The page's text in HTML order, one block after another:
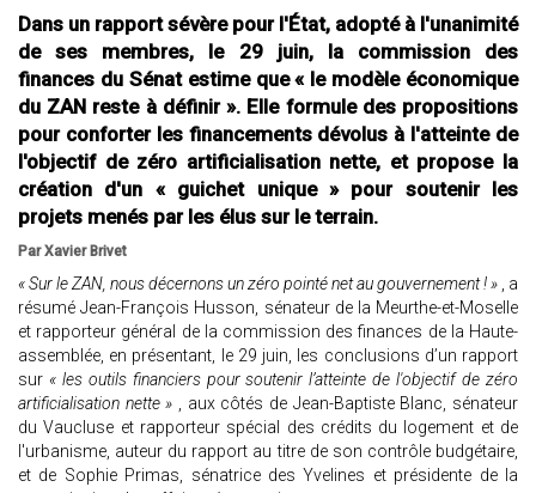
Dans un rapport sévère pour l'État, adopté à l'unanimité
de ses membres, le 29 juin, la commission des
finances du Sénat estime que « le modèle économique
du ZAN reste à définir ». Elle formule des propositions
pour conforter les financements dévolus à l'atteinte de
l'objectif de zéro artificialisation nette, et propose la
création d'un « guichet unique » pour soutenir les
projets menés par les élus sur le terrain.
Par Xavier Brivet
« Sur le ZAN, nous décernons un zéro pointé net au gouvernement ! » , a
résumé Jean-François Husson, sénateur de la Meurthe-et-Moselle
et rapporteur général de la commission des finances de la Haute-
assemblée, en présentant, le 29 juin, les conclusions d’un rapport
sur « les outils financiers pour soutenir l’atteinte de l'objectif de zéro
artificialisation nette » , aux côtés de Jean-Baptiste Blanc, sénateur
du Vaucluse et rapporteur spécial des crédits du logement et de
l'urbanisme, auteur du rapport au titre de son contrôle budgétaire,
et de Sophie Primas, sénatrice des Yvelines et présidente de la